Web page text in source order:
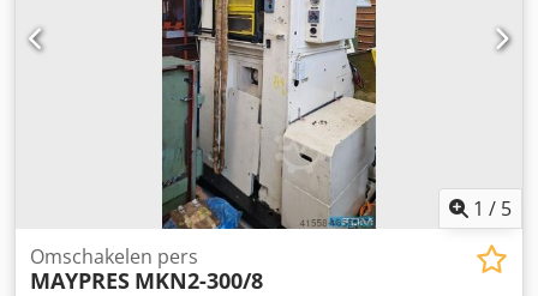
1 / 5
Omschakelen pers
MAYPRES MKN2-300/8